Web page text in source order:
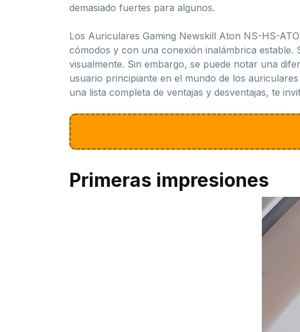
demasiado fuertes para algunos.
Los Auriculares Gaming Newskill Aton NS-HS-
cómodos y con una conexión inalámbrica estable.
visualmente. Sin embargo, se puede notar una
usuario principiante en el mundo de los
una lista completa de ventajas y desventajas, te
Primeras impresiones